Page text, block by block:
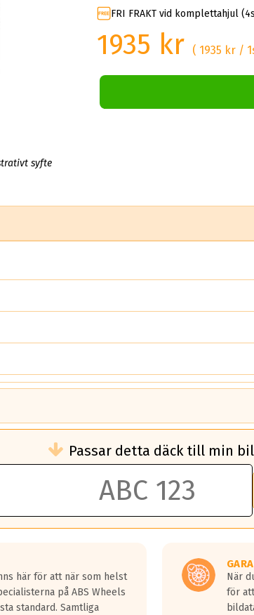
syfte
FRI FRAKT vid komplettahjul
1935 kr ( 1935 kr /
än ett klass G däck.
50 liter bränsle med ett klass A däck gentemot ett
vilken rutt du kör, samt vilken körstil du använder.
lastbilar.
på en väg där det ligger 0.5-1.5 mm vatten.
fyra billängder( ca 18meter) mellan däck med betyg
Passar detta däck till min
här för att när som helst
på ABS Wheels
standard. Samtliga
När
för